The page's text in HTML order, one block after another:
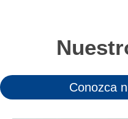
Conozca